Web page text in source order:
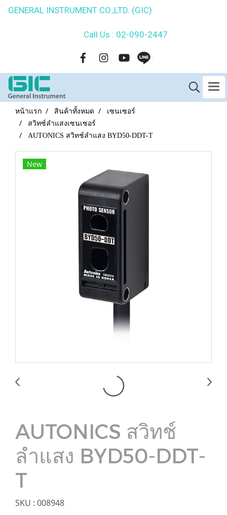
GENERAL INSTRUMENT CO.,LTD. (GIC)
Call Us : 02-090-2447
หน้าแรก สินค้าทั้งหมด
เซนเซอร์
สวิทซ์ลำแสงเซนเซอร์
AUTONICS สวิทช์ลำแสง BYD50-DDT-T
New
AUTONICS สวิทช์
ลำแสง BYD50-DDT-
T
SKU : 008948